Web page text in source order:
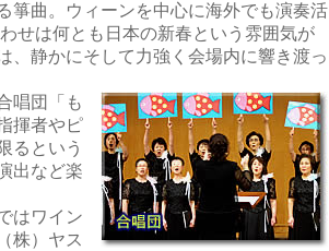
箏曲。ウィーンを中心に海外でも演奏活
せは何とも日本の新春という雰囲気が
、静かにそして力強く会場内に響き渡っ
唱団「も
揮者やピ
るという
出など楽
はワイン
株）ヤス